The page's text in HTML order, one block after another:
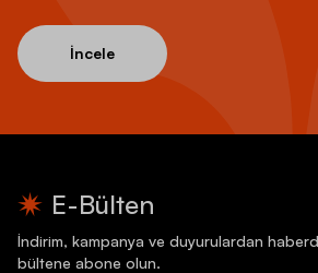
İncele
E-Bülten
İndirim, kampanya ve duyurulardan
bültene abone olun.